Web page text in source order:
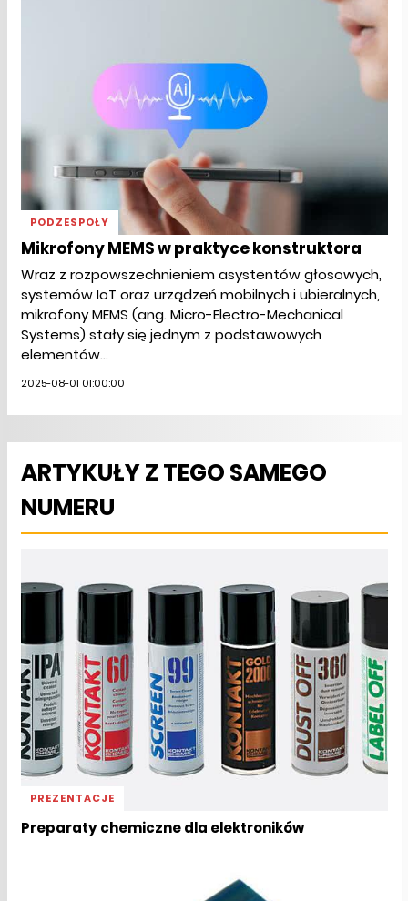
PODZESPOŁY
Mikrofony MEMS w praktyce konstruktora
Wraz z rozpowszechnieniem asystentów głosowych,
systemów IoT oraz urządzeń mobilnych i ubieralnych,
mikrofony MEMS (ang. Micro-Electro-Mechanical
Systems) stały się jednym z podstawowych
elementów...
2025-08-01 01:00:00
ARTYKUŁY Z TEGO SAMEGO
NUMERU
PREZENTACJE
Preparaty chemiczne dla elektroników